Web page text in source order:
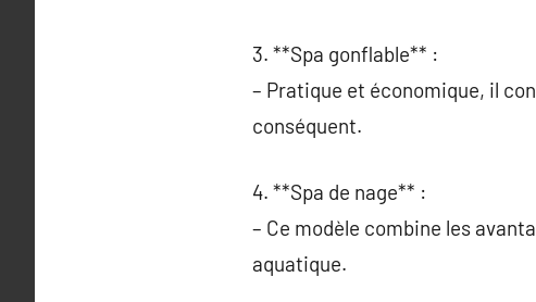
3. **Spa gonflable** :
– Pratique et économique, il
conséquent.
4. **Spa de nage** :
– Ce modèle combine les
aquatique.